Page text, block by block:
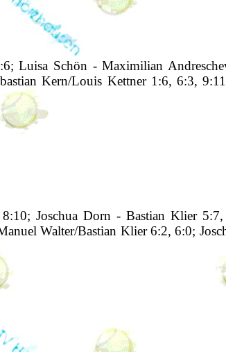
Luisa Schön - Maximilian
Kern/Louis Kettner 1:6, 6:3,
Joschua Dorn - Bastian Klier 5:7,
Walter/Bastian Klier 6:2, 6:0;